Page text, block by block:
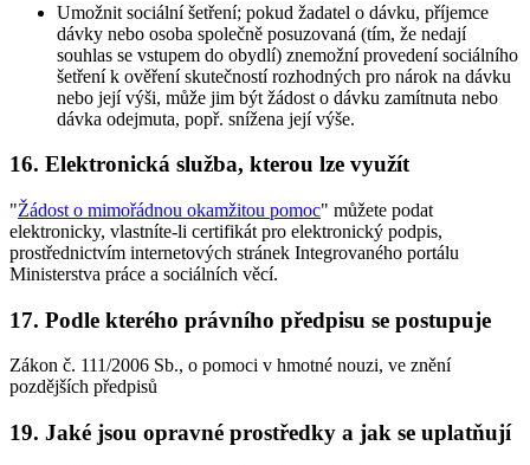
Umožnit sociální šetření; pokud žadatel o dávku, příjemce
dávky nebo osoba společně posuzovaná (tím, že nedají
souhlas se vstupem do obydlí) znemožní provedení sociálního
šetření k ověření skutečností rozhodných pro nárok na dávku
nebo její výši, může jim být žádost o dávku zamítnuta nebo
dávka odejmuta, popř. snížena její výše.
16. Elektronická služba, kterou lze využít
"Žádost o mimořádnou okamžitou pomoc" můžete podat
elektronicky, vlastníte-li certifikát pro elektronický podpis,
prostřednictvím internetových stránek Integrovaného portálu
Ministerstva práce a sociálních věcí.
17. Podle kterého právního předpisu se postupuje
Zákon č. 111/2006 Sb., o pomoci v hmotné nouzi, ve znění
pozdějších předpisů
19. Jaké jsou opravné prostředky a jak se uplatňují